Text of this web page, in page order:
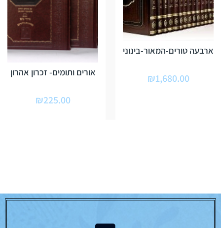
ארבעה טורים-המאור-בינוני
₪1,680.00 אורים ותומים- זכרון אהרון
₪225.00